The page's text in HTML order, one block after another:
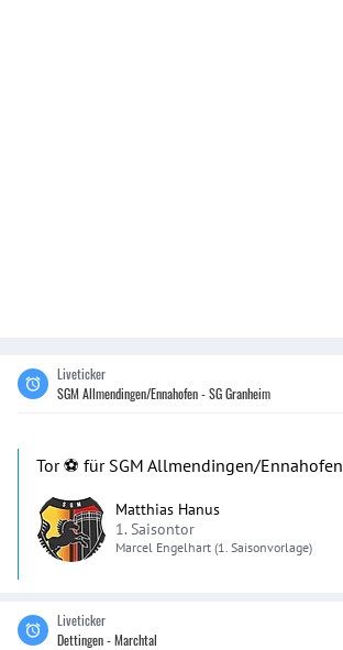
Liveticker
SGM Allmendingen/Ennahofen - SG Granheim
Tor ⚽️ für SGM Allmendingen/Ennahofen
Matthias Hanus
1. Saisontor
Marcel Engelhart (1. Saisonvorlage)
Liveticker
Dettingen - Marchtal